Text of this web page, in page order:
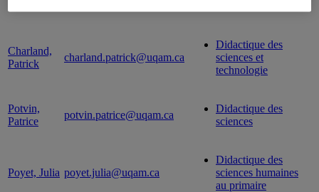
Charland,
Patrick
charland.patrick@uqam.ca
Didactique des
sciences et
technologie
Potvin,
Patrice
potvin.patrice@uqam.ca
Didactique des
sciences
Poyet, Julia poyet.julia@uqam.ca
Didactique des
sciences humaines
au primaire